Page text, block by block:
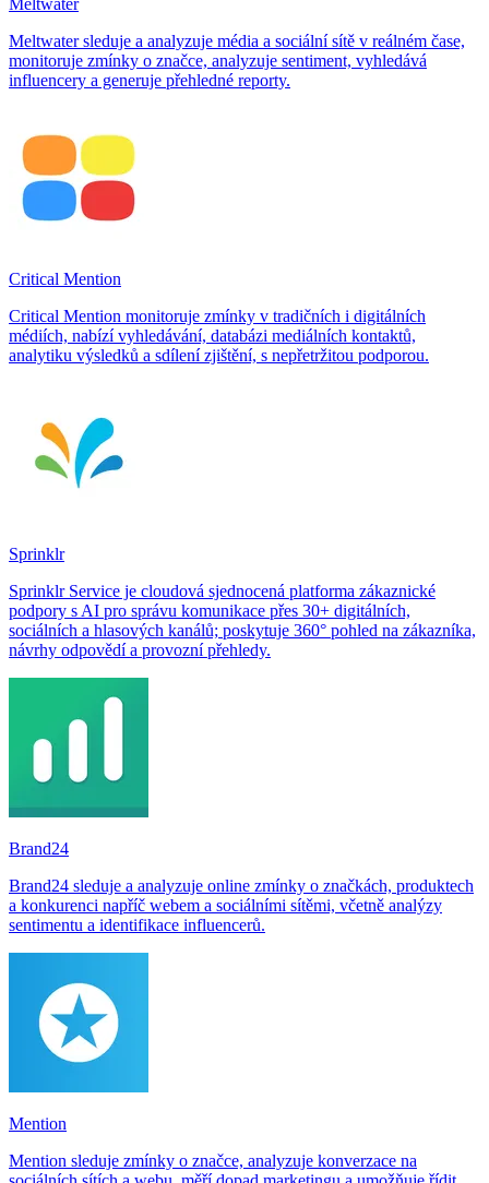
Meltwater sleduje a analyzuje média a sociální sítě v reálném čase,
monitoruje zmínky o značce, analyzuje sentiment, vyhledává
influencery a generuje přehledné reporty.
Critical Mention
Critical Mention monitoruje zmínky v tradičních i digitálních
médiích, nabízí vyhledávání, databázi mediálních kontaktů,
analytiku výsledků a sdílení zjištění, s nepřetržitou podporou.
Sprinklr
Sprinklr Service je cloudová sjednocená platforma zákaznické
podpory s AI pro správu komunikace přes 30+ digitálních,
sociálních a hlasových kanálů; poskytuje 360° pohled na zákazníka,
návrhy odpovědí a provozní přehledy.
Brand24
Brand24 sleduje a analyzuje online zmínky o značkách, produktech
a konkurenci napříč webem a sociálními sítěmi, včetně analýzy
sentimentu a identifikace influencerů.
Mention
Mention sleduje zmínky o značce, analyzuje konverzace na